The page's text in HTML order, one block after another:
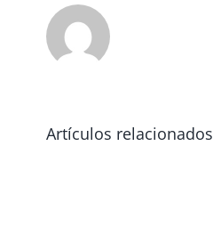
Artículos relacionados